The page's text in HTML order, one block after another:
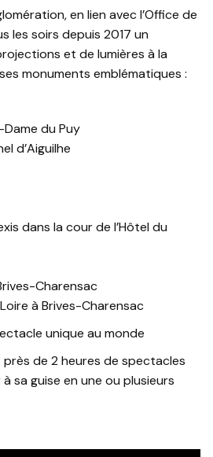
en lien avec l’Office de
les soirs depuis 2017 un
et de lumières à la
monuments emblématiques :
du Puy
d’Aiguilhe
dans la cour de l’Hôtel du
Charensac
à Brives-Charensac
unique au monde
près de 2 heures de spectacles
sa guise en une ou plusieurs